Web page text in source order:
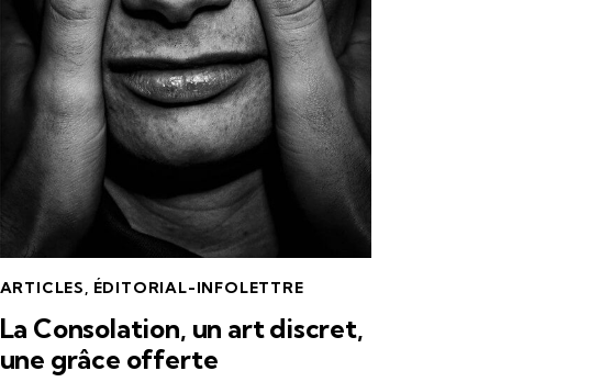
ARTICLES, ÉDITORIAL-INFOLETTRE
La Consolation, un art discret,
une grâce offerte